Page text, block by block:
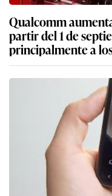
Qualcomm
partir del 1 de
principalmente a